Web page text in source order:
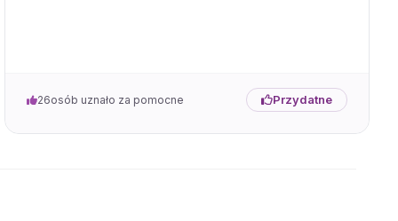
26osób uznało za pomocne Przydatne